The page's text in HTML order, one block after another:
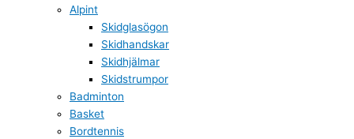
Alpint
Skidglasögon
Skidhandskar
Skidhjälmar
Skidstrumpor
Badminton
Basket
Bordtennis